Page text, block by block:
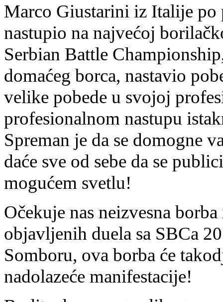
Marco Giustarini iz Italije
nastupio na najvećoj
Serbian Battle
domaćeg borca, nastavio
velike pobede u svojoj
profesionalnom nastupu
Spreman je da se domogne
daće sve od sebe da se
mogućem svetlu!
Očekuje nas neizvesna
objavljenih duela sa SBCa
Somboru, ova borba će
nadolazeće manifestacije!